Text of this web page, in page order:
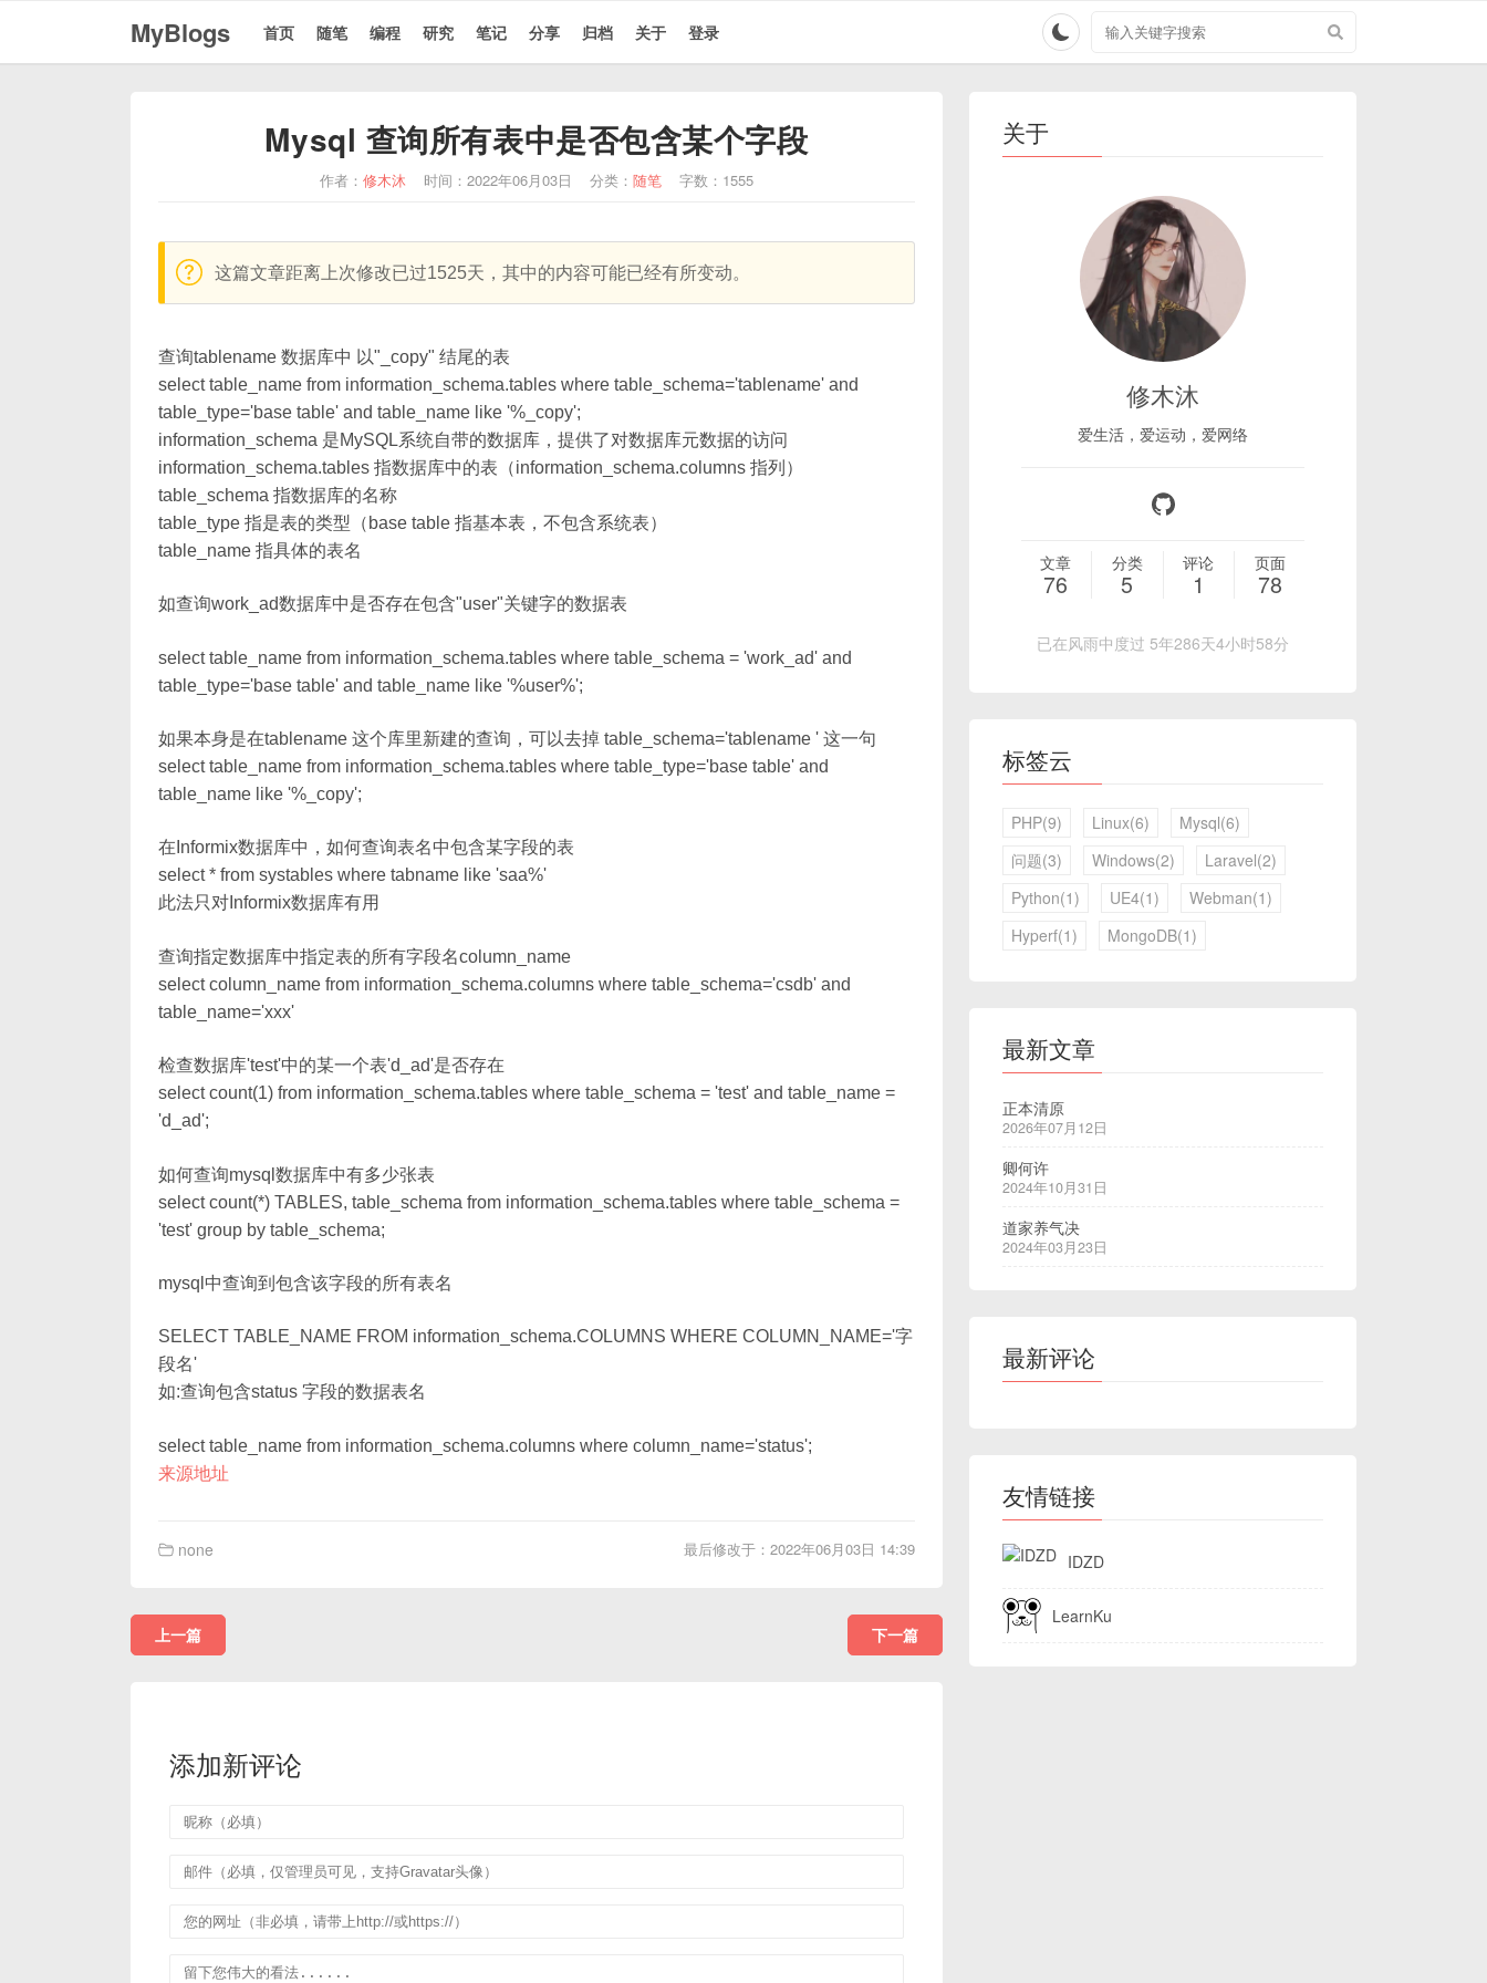
MyBlogs 首页 随笔 编程 研究 笔记 分享 归档 关于 登录
关
Mysql 查询所有表中是否包含某个字段
作者： 修木沐 时间：2022年06月03日 分类： 随笔 字数：1555
warning:
这篇文章距离上次修改已过1525天，其中的内容可能已经有所变动。
查询tablename 数据库中 以"_copy" 结尾的表
select table_name from information_schema.tables where table_schema='tablename' and
table_type='base table' and table_name like '%_copy';
information_schema 是MySQL系统自带的数据库，提供了对数据库元数据的访问
information_schema.tables 指数据库中的表（information_schema.columns 指列）
table_schema 指数据库的名称
table_type 指是表的类型（base table 指基本表，不包含系统表）
table_name 指具体的表名
如查询work_ad数据库中是否存在包含"user"关键字的数据表
select table_name from information_schema.tables where table_schema = 'work_ad' and
table_type='base table' and table_name like '%user%';
如果本身是在tablename 这个库里新建的查询，可以去掉 table_schema='tablename ' 这一句
select table_name from information_schema.tables where table_type='base table' and
table_name like '%_copy';
在Informix数据库中，如何查询表名中包含某字段的表
select * from systables where tabname like 'saa%'
此法只对Informix数据库有用
查询指定数据库中指定表的所有字段名column_name
select column_name from information_schema.columns where table_schema='csdb' and
table_name='xxx'
检查数据库'test'中的某一个表'd_ad'是否存在
select count(1) from information_schema.tables where table_schema = 'test' and table_name =
'd_ad';
如何查询mysql数据库中有多少张表
select count(*) TABLES, table_schema from information_schema.tables where table_schema =
'test' group by table_schema;
mysql中查询到包含该字段的所有表名
SELECT TABLE_NAME FROM information_schema.COLUMNS WHERE COLUMN_NAME='字
段名'
如:查询包含status 字段的数据表名
select table_name from information_schema.columns where column_name='status';
来源地址
none 最后修改于：2022年06月03日 14:39
上一篇 下一篇
添加新评论
关于
修木沐
爱生活，爱运动，爱网络
文章
76
分类
5
评论
1
页面
78
已在风雨中度过 5年286天4小时58分
标签云
PHP(9) Linux(6)
Mysql(6)
问题(3)
Windows(2)
Laravel(2)
Python(1)
UE4(1)
Webman(1)
Hyperf(1)
MongoDB(1)
最新文章
正本清原
2026年07月12日
卿何许
2024年10月31日
道家养气决
2024年03月23日
最新评论
友情链接
IDZD
LearnKu